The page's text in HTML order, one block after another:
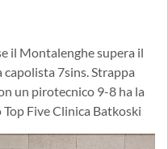
il Montalenghe supera il
7sins. Strappa
un pirotecnico 9-8 ha la
Five Clinica Batkoski